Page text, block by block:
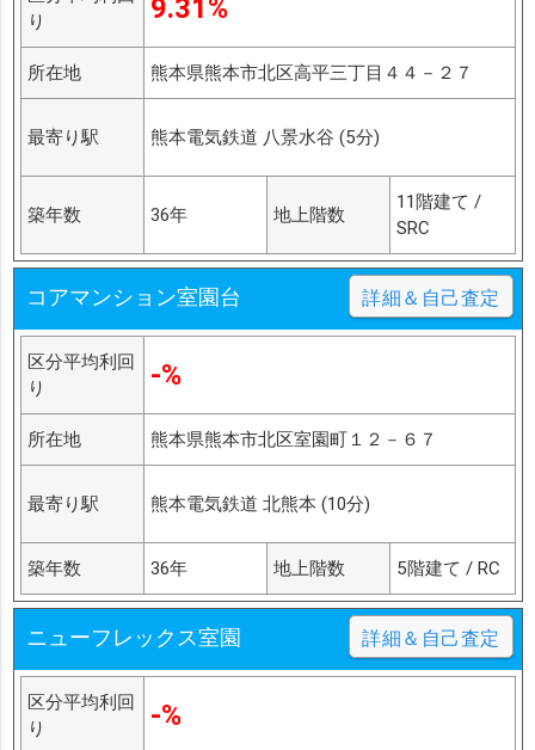
り
9.31%
所在地 熊本県熊本市北区高平三丁目４４－２７
最寄り駅 熊本電気鉄道 八景水谷 (5分)
築年数 36年 地上階数
11階建て /
SRC
コアマンション室園台 詳細＆自己査定
区分平均利回
り
-%
所在地 熊本県熊本市北区室園町１２－６７
最寄り駅 熊本電気鉄道 北熊本 (10分)
築年数 36年 地上階数 5階建て / RC
ニューフレックス室園 詳細＆自己査定
区分平均利回
り
-%